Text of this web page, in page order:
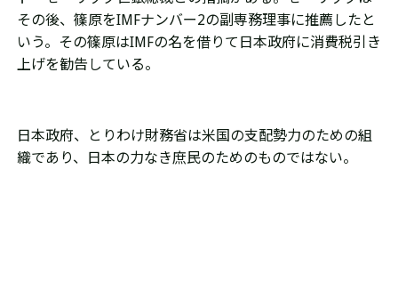
その後、篠原をIMFナンバー2の副専務理事に推薦したと
いう。その篠原はIMFの名を借りて日本政府に消費税引き
上げを勧告している。
日本政府、とりわけ財務省は米国の支配勢力のための組
織であり、日本の力なき庶民のためのものではない。